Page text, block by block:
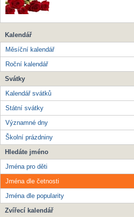
Kalendář
Měsíční kalendář
Roční kalendář
Svátky
Kalendář svátků
Státní svátky
Významné dny
Školní prázdniny
Hledáte jméno
Jména pro děti
Jména dle četnosti
Jména dle popularity
Zvířecí kalendář